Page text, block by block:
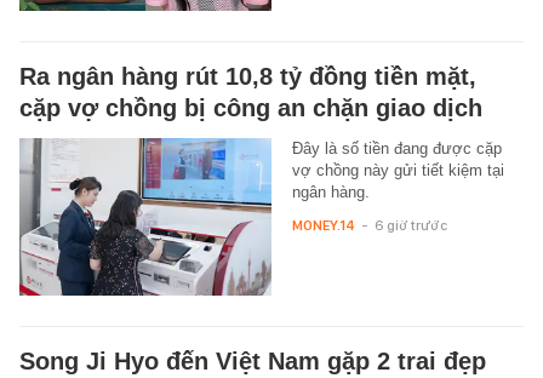
Ra ngân hàng rút 10,8 tỷ đồng tiền mặt,
cặp vợ chồng bị công an chặn giao dịch
Đây là số tiền đang được cặp
vợ chồng này gửi tiết kiệm tại
ngân hàng.
MONEY.14 - 6 giờ trước
Song Ji Hyo đến Việt Nam gặp 2 trai đẹp